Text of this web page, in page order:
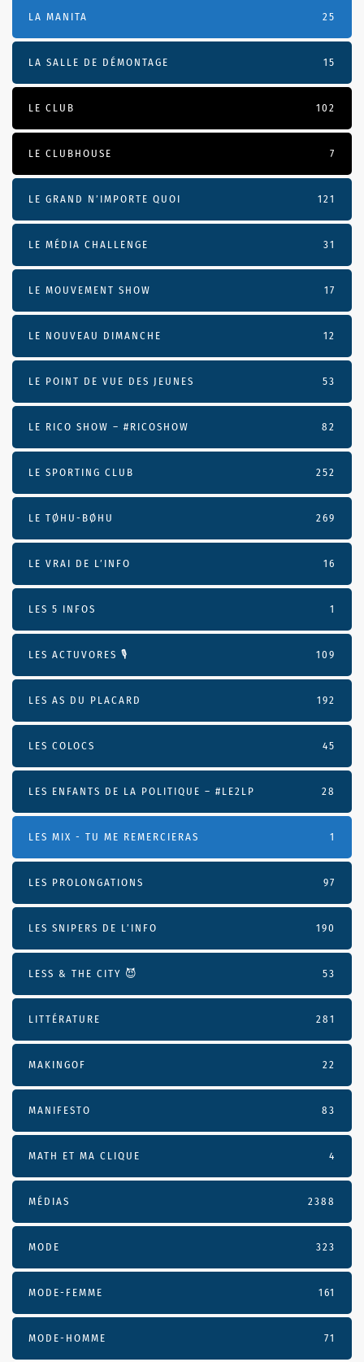
LA MANITA 25
LA SALLE DE DÉMONTAGE 15
LE CLUB 102
LE CLUBHOUSE 7
LE GRAND N’IMPORTE QUOI 121
LE MÉDIA CHALLENGE 31
LE MOUVEMENT SHOW 17
LE NOUVEAU DIMANCHE 12
LE POINT DE VUE DES JEUNES 53
LE RICO SHOW – #RICOSHOW 82
LE SPORTING CLUB 252
LE TØHU-BØHU 269
LE VRAI DE L’INFO 16
LES 5 INFOS 1
LES ACTUVORES 🎙 109
LES AS DU PLACARD 192
LES COLOCS 45
LES ENFANTS DE LA POLITIQUE – #LE2LP 28
LES MIX - TU ME REMERCIERAS 1
LES PROLONGATIONS 97
LES SNIPERS DE L’INFO 190
LESS & THE CITY 😈 53
LITTÉRATURE 281
MAKINGOF 22
MANIFESTO 83
MATH ET MA CLIQUE 4
MÉDIAS 2388
MODE 323
MODE-FEMME 161
MODE-HOMME 71